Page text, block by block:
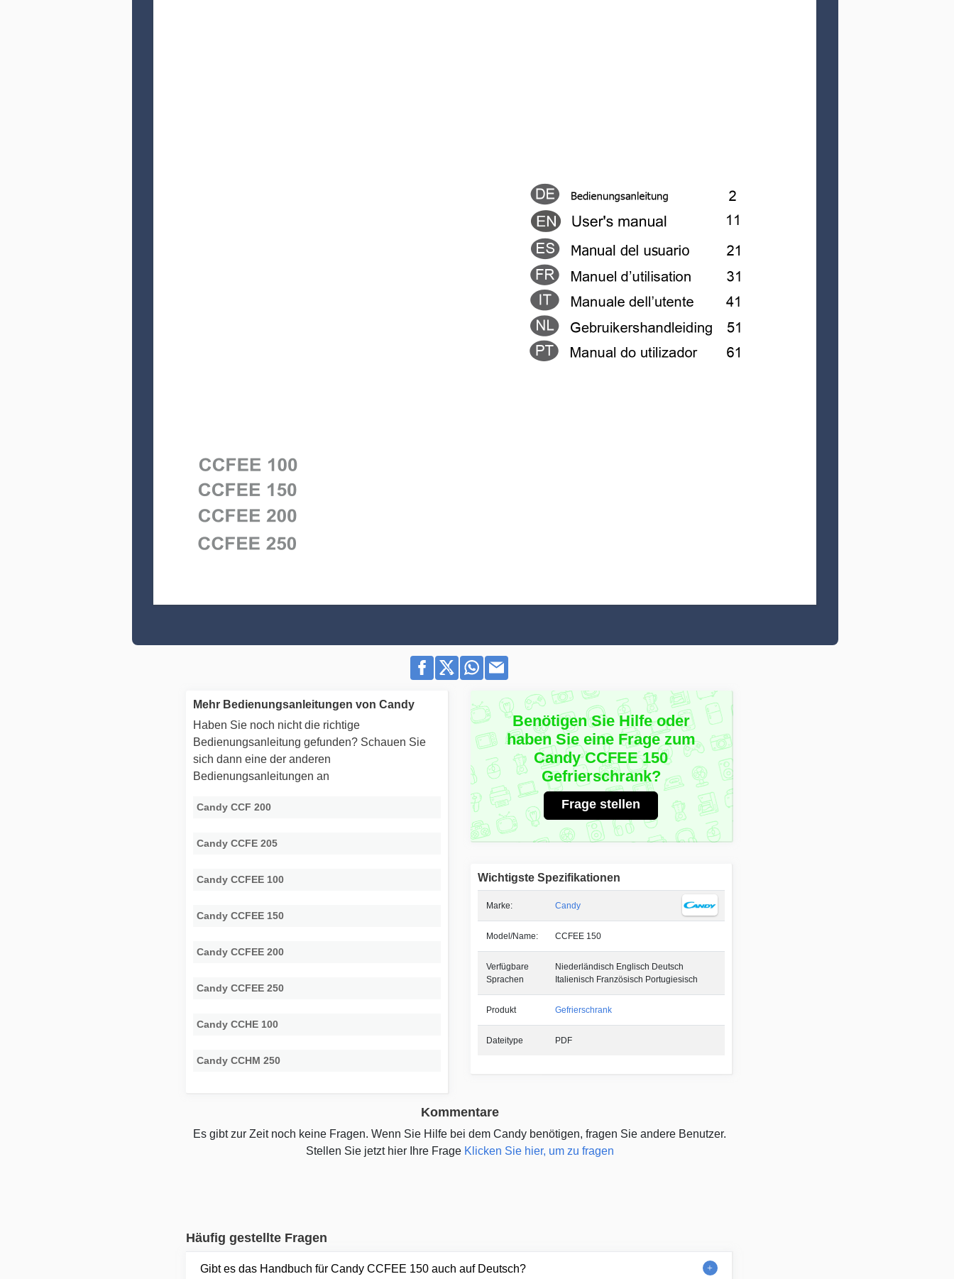
Benötigen Sie Hilfe oder
haben Sie eine Frage zum
Candy CCFEE 150
Gefrierschrank?
Frage stellen
Wichtigste Spezifikationen
Marke: Candy
Model/Name: CCFEE 150
Verfügbare
Sprachen
Niederländisch Englisch Deutsch
Italienisch Französisch Portugiesisch
Produkt Gefrierschrank
Dateitype PDF
Mehr Bedienungsanleitungen von Candy
Haben Sie noch nicht die richtige
Bedienungsanleitung gefunden? Schauen Sie
sich dann eine der anderen
Bedienungsanleitungen an
Candy CCF 200
Candy CCFE 205
Candy CCFEE 100
Candy CCFEE 150
Candy CCFEE 200
Candy CCFEE 250
Candy CCHE 100
Candy CCHM 250
Kommentare
Es gibt zur Zeit noch keine Fragen. Wenn Sie Hilfe bei dem Candy benötigen, fragen Sie andere Benutzer.
Stellen Sie jetzt hier Ihre Frage Klicken Sie hier, um zu fragen
Häufig gestellte Fragen
Gibt es das Handbuch für Candy CCFEE 150 auch auf Deutsch?